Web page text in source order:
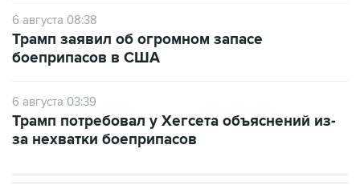
6 августа 08:38
Трамп заявил об огромном запасе
боеприпасов в США
6 августа 03:39
Трамп потребовал у Хегсета объяснений из-
за нехватки боеприпасов